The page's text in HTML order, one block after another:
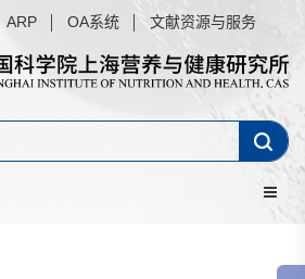
ARP OA系统 文献资源与服务